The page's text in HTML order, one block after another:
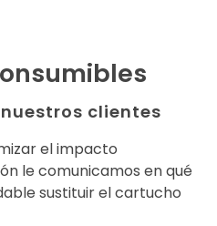
clientes
el impacto
le comunicamos en qué
sustituir el cartucho